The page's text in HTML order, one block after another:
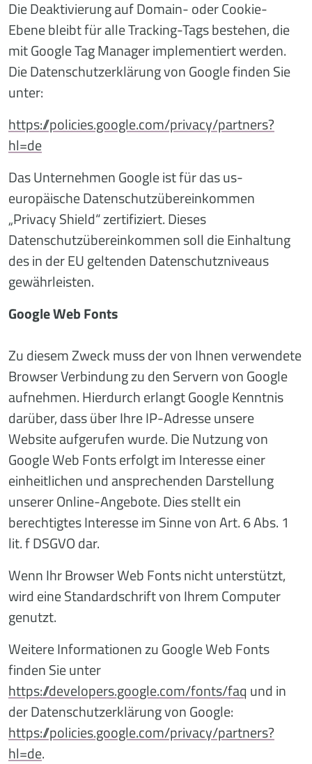
Die Deaktivierung auf Domain- oder Cookie-
Ebene bleibt für alle Tracking-Tags bestehen, die
mit Google Tag Manager implementiert werden.
Die Datenschutzerklärung von Google finden Sie
unter:
https://policies.google.com/privacy/partners?
hl=de
Das Unternehmen Google ist für das us-
europäische Datenschutzübereinkommen
„Privacy Shield“ zertifiziert. Dieses
Datenschutzübereinkommen soll die Einhaltung
des in der EU geltenden Datenschutzniveaus
gewährleisten.
Google Web Fonts
Zu diesem Zweck muss der von Ihnen verwendete
Browser Verbindung zu den Servern von Google
aufnehmen. Hierdurch erlangt Google Kenntnis
darüber, dass über Ihre IP-Adresse unsere
Website aufgerufen wurde. Die Nutzung von
Google Web Fonts erfolgt im Interesse einer
einheitlichen und ansprechenden Darstellung
unserer Online-Angebote. Dies stellt ein
berechtigtes Interesse im Sinne von Art. 6 Abs. 1
lit. f DSGVO dar.
Wenn Ihr Browser Web Fonts nicht unterstützt,
wird eine Standardschrift von Ihrem Computer
genutzt.
Weitere Informationen zu Google Web Fonts
finden Sie unter
https://developers.google.com/fonts/faq und in
der Datenschutzerklärung von Google:
https://policies.google.com/privacy/partners?
hl=de.